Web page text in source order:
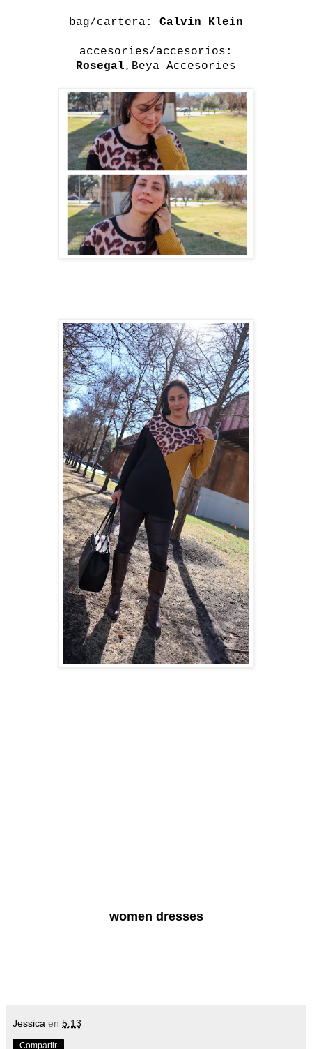
bag/cartera: Calvin Klein
accesories/accesorios:
Rosegal,Beya Accesories
women dresses
Jessica en 5:13
Compartir